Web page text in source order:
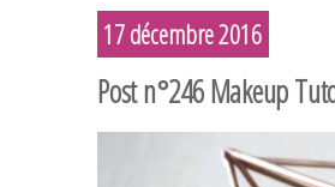
17 décembre 2016
Post n°246 Makeup